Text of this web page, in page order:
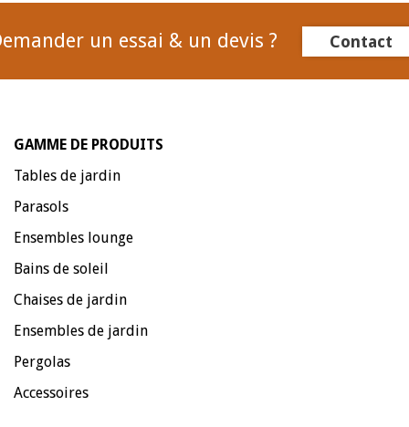
un essai & un devis ? Contact
GAMME DE PRODUITS
Tables de jardin
Parasols
Ensembles lounge
Bains de soleil
Chaises de jardin
Ensembles de jardin
Pergolas
Accessoires